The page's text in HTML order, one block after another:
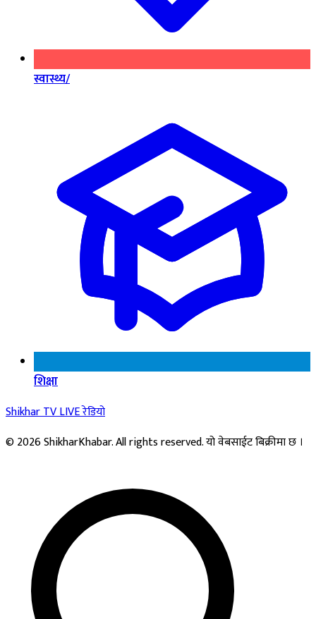
स्वास्थ्य/
शिक्षा
Shikhar TVLIVEरेडियो
© 2026 ShikharKhabar. All rights reserved. यो वेबसाईट बिक्रीमा छ ।